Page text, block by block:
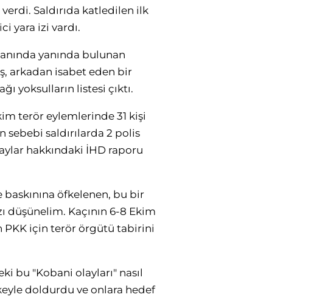
verdi. Saldırıda katledilen ilk
yara izi vardı.
yanında bulunan
arkadan isabet eden bir
yoksulların listesi çıktı.
terör eylemlerinde 31 kişi
sebebi saldırılarda 2 polis
hakkındaki İHD raporu
öfkelenen, bu bir
düşünelim. Kaçının 6-8 Ekim
PKK için terör örgütü tabirini
bu "Kobani olayları" nasıl
doldurdu ve onlara hedef